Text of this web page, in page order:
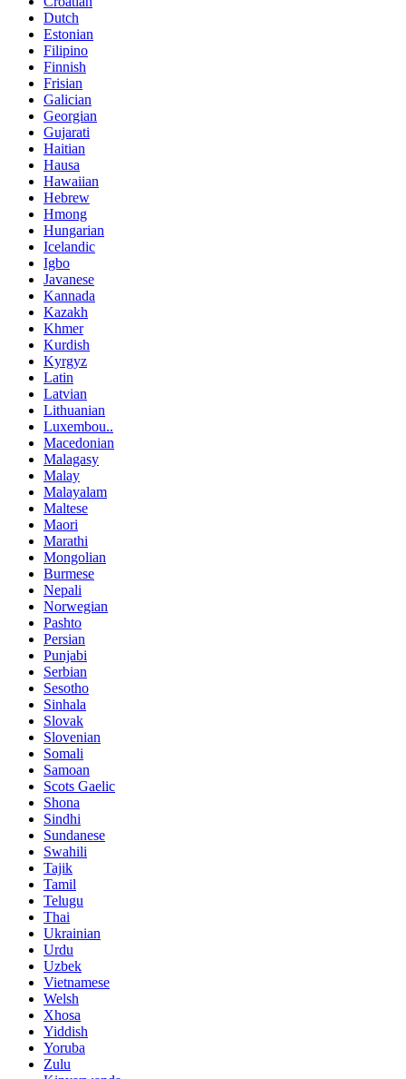
Dutch
Estonian
Filipino
Finnish
Frisian
Galician
Georgian
Gujarati
Haitian
Hausa
Hawaiian
Hebrew
Hmong
Hungarian
Icelandic
Igbo
Javanese
Kannada
Kazakh
Khmer
Kurdish
Kyrgyz
Latin
Latvian
Lithuanian
Luxembou..
Macedonian
Malagasy
Malay
Malayalam
Maltese
Maori
Marathi
Mongolian
Burmese
Nepali
Norwegian
Pashto
Persian
Punjabi
Serbian
Sesotho
Sinhala
Slovak
Slovenian
Somali
Samoan
Scots Gaelic
Shona
Sindhi
Sundanese
Swahili
Tajik
Tamil
Telugu
Thai
Ukrainian
Urdu
Uzbek
Vietnamese
Welsh
Xhosa
Yiddish
Yoruba
Zulu